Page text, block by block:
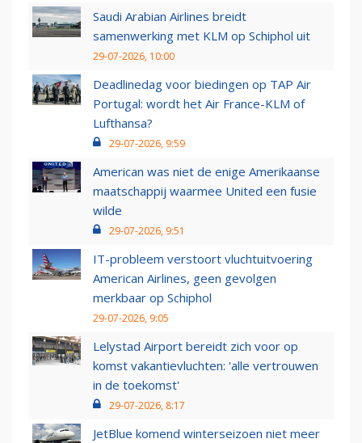
Saudi Arabian Airlines breidt
samenwerking met KLM op Schiphol uit
29-07-2026, 10:00
Deadlinedag voor biedingen op TAP Air
Portugal: wordt het Air France-KLM of
Lufthansa?
29-07-2026, 9:59
American was niet de enige Amerikaanse
maatschappij waarmee United een fusie
wilde
29-07-2026, 9:51
IT-probleem verstoort vluchtuitvoering
American Airlines, geen gevolgen
merkbaar op Schiphol
29-07-2026, 9:05
Lelystad Airport bereidt zich voor op
komst vakantievluchten: 'alle vertrouwen
in de toekomst'
29-07-2026, 8:17
JetBlue komend winterseizoen niet meer